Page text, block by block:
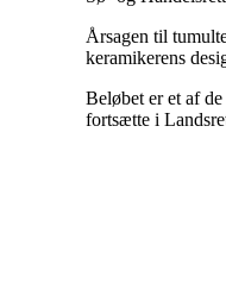
Årsagen til
keramikerens
Beløbet er et af
fortsætte i